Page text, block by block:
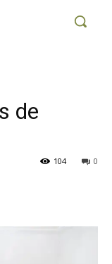
de
0
104